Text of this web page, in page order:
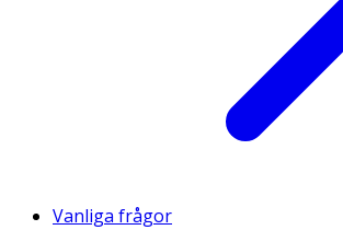
Vanliga frågor